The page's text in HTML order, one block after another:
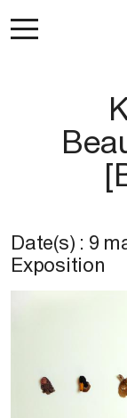
Date(s) : 9
Exposition